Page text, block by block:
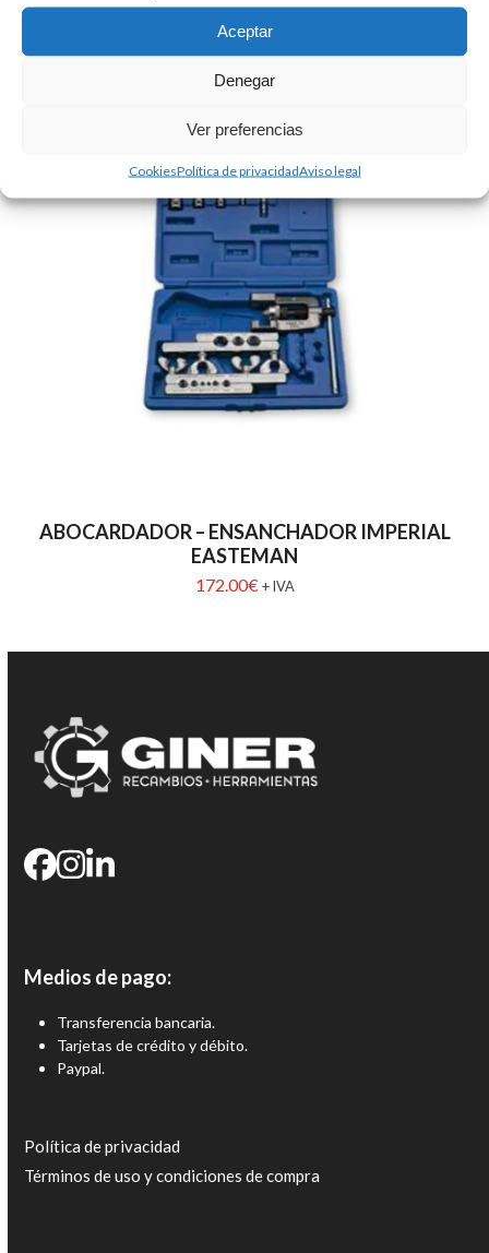
Aceptar
Denegar
Ver preferencias
CookiesPolítica de privacidadAviso legal
CALIBRES PARA CAPILARES
35.33€+ IVA
ABOCARDADOR – ENSANCHADOR IMPERIAL
EASTEMAN
172.00€ + IVA
Medios de pago:
Transferencia bancaria.
Tarjetas de crédito y débito.
Paypal.
Política de privacidad
Términos de uso y condiciones de compra